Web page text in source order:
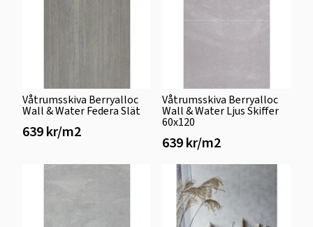
Våtrumsskiva Berryalloc
Wall & Water Federa Slät
639 kr/m2
Våtrumsskiva Berryalloc
Wall & Water Ljus Skiffer
60x120
639 kr/m2